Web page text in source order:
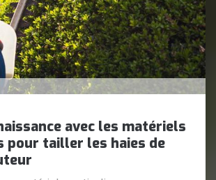
avec les matériels
pour tailler les haies de